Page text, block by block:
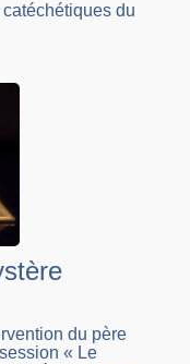
du
du père
« Le